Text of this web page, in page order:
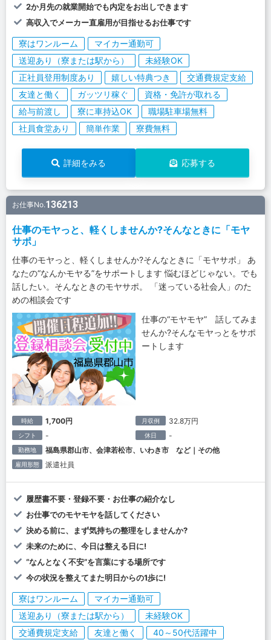
2か月先の就業開始でも内定をお出しできます
高収入でメーカー直雇用が目指せるお仕事です
寮はワンルーム
マイカー通勤可
送迎あり（寮または駅から）
未経験OK
正社員登用制度あり
嬉しい特典つき
交通費規定支給
友達と働く
ガッツリ稼ぐ
資格・免許が取れる
給与前渡し
寮に車持込OK
職場駐車場無料
社員食堂あり
簡単作業 寮費無料
詳細をみる 応募する
お仕事No.136213
仕事のモヤっと、軽くしませんか?そんなときに「モヤ
サポ」
仕事のモヤっと、軽くしませんか?そんなときに「モヤサポ」 あ
なたの“なんかモヤる”をサポートします 悩むほどじゃない。でも
話したい。そんなときのモヤサポ。 「迷っている社会人」のた
めの相談会です
仕事の“モヤモヤ” 話してみま
せんか?そんなモヤっとをサポ
ートします
時給 1,700円 月収例 32.8万円
シフト - 休日 -
勤務地 福島県郡山市、会津若松市、いわき市 など｜その他
雇用形態 派遣社員
履歴書不要・登録不要・お仕事の紹介なし
お仕事でのモヤモヤを話してください
決める前に、まず気持ちの整理をしませんか?
未来のために、今日は整える日に!
“なんとなく不安”を言葉にする場所です
今の状況を整えてまた明日からの1歩に!
寮はワンルーム
マイカー通勤可
送迎あり（寮または駅から）
未経験OK
交通費規定支給
友達と働く
40～50代活躍中